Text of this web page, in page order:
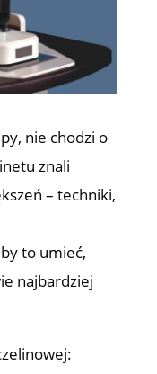
nie chodzi o
znali
– techniki,
to umieć,
najbardziej